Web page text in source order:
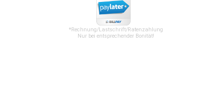
*Rechnung/Lastschrift/Ratenzahlung
Nur bei entsprechender Bonität!